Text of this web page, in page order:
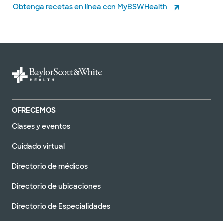
Obtenga recetas en línea con MyBSWHealth
OFRECEMOS
Clases y eventos
Cuidado virtual
Directorio de médicos
Directorio de ubicaciones
Directorio de Especialidades